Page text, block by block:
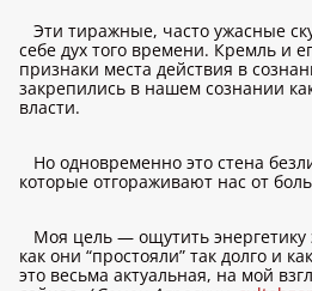
Эти тиражные, часто ужасные
себе дух того времени. Кремль и
признаки места действия в
закрепились в нашем сознании
власти.
Но одновременно это стена
которые отгораживают нас от
Моя цель — ощутить энергетику
как они “простояли” так долго и
это весьма актуальная, на мой